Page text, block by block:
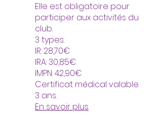
Elle est obligatoire pour
participer aux activités du
club.
3 types:
IR: 28,70€
IRA: 30,85€
IMPN: 42,90€
Certificat médical valable
3 ans.
En savoir plus